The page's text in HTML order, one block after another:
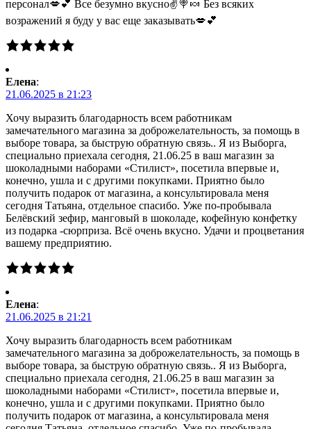
персонал💋💕 Все безумно вкусно✌🍭🍬 Без всяких
возражений я буду у вас еще заказывать💋💕
Елена:
21.06.2025 в 21:23
Хочу выразить благодарность всем работникам
замечательного магазина за доброжелательность, за помощь в
выборе товара, за быструю обратную связь.. Я из Выборга,
специально приехала сегодня, 21.06.25 в ваш магазин за
шоколадными наборами «Стилист», посетила впервые и,
конечно, ушла и с другими покупками. Приятно было
получить подарок от магазина, а консультировала меня
сегодня Татьяна, отдельное спасибо. Уже по-пробывала
Белёвский зефир, манговый в шоколаде, кофейную конфетку
из подарка -сюрприза. Всё очень вкусно. Удачи и процветания
вашему предприятию.
Елена:
21.06.2025 в 21:21
Хочу выразить благодарность всем работникам
замечательного магазина за доброжелательность, за помощь в
выборе товара, за быструю обратную связь.. Я из Выборга,
специально приехала сегодня, 21.06.25 в ваш магазин за
шоколадными наборами «Стилист», посетила впервые и,
конечно, ушла и с другими покупками. Приятно было
получить подарок от магазина, а консультировала меня